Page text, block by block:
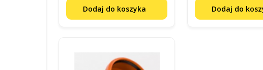
Dodaj do koszyka Dodaj do